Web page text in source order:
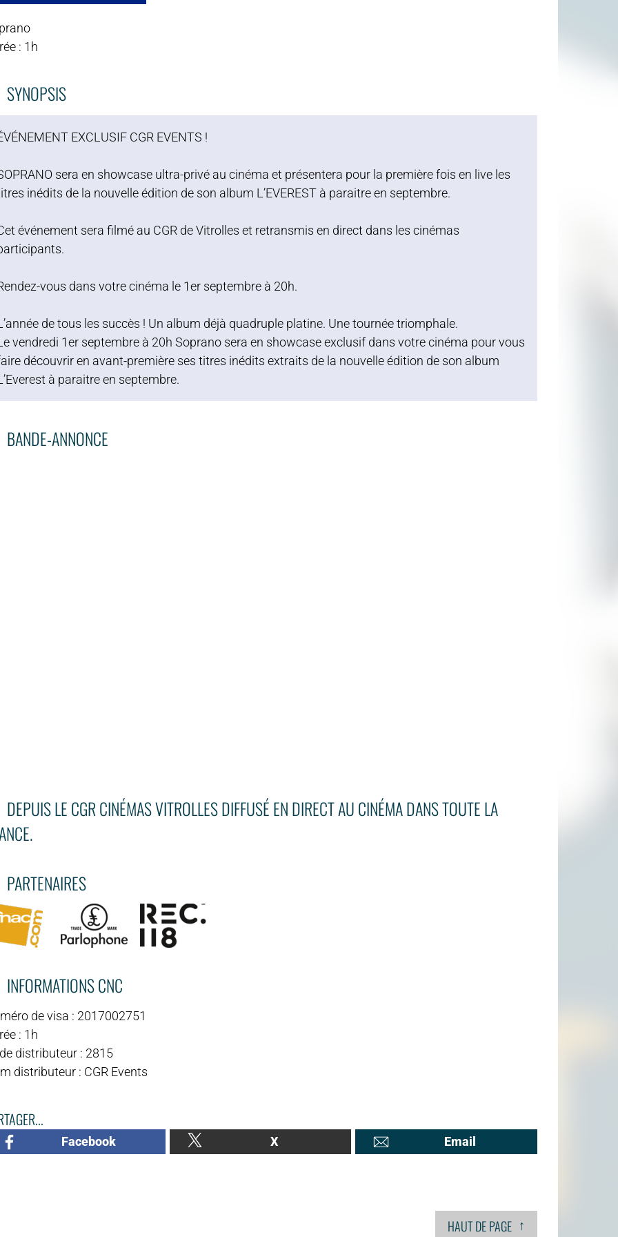
: 1h
SYNOPSIS
EXCLUSIF CGR EVENTS !
sera en showcase ultra-privé au cinéma et présentera pour la première fois en live les
inédits de la nouvelle édition de son album L’EVEREST à paraitre en septembre.
événement sera filmé au CGR de Vitrolles et retransmis en direct dans les cinémas
vous dans votre cinéma le 1er septembre à 20h.
de tous les succès ! Un album déjà quadruple platine. Une tournée triomphale.
vendredi 1er septembre à 20h Soprano sera en showcase exclusif dans votre cinéma pour vous
découvrir en avant-première ses titres inédits extraits de la nouvelle édition de son album
à paraitre en septembre.
BANDE-ANNONCE
DEPUIS LE CGR CINÉMAS VITROLLES DIFFUSÉ EN DIRECT AU CINÉMA DANS TOUTE LA
PARTENAIRES
INFORMATIONS CNC
de visa : 2017002751
: 1h
distributeur : 2815
distributeur : CGR Events
Facebook X Email
HAUT DE PAGE ↑